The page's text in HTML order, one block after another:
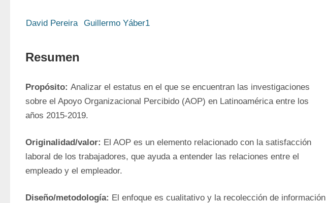
David Pereira Guillermo Yáber1
Resumen
Propósito: Analizar el estatus en el que se encuentran las investigaciones
sobre el Apoyo Organizacional Percibido (AOP) en Latinoamérica entre los
años 2015-2019.
Originalidad/valor: El AOP es un elemento relacionado con la satisfacción
laboral de los trabajadores, que ayuda a entender las relaciones entre el
empleado y el empleador.
Diseño/metodología: El enfoque es cualitativo y la recolección de información